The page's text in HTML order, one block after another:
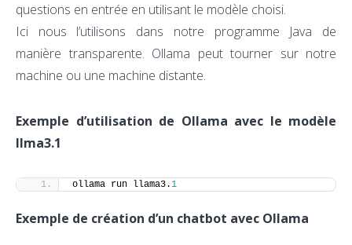
questions en entrée en utilisant le modèle choisi.
Ici nous l’utilisons dans notre programme Java de
manière transparente. Ollama peut tourner sur notre
machine ou une machine distante.
Exemple d’utilisation de Ollama avec le modèle
llma3.1
ollama run llama3.1
Exemple de création d’un chatbot avec Ollama